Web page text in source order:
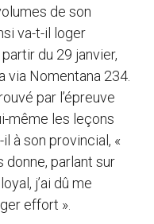
de son
va-t-il loger
du 29 janvier,
via Nomentana 234.
par l’épreuve
même les leçons
à son provincial, «
donne, parlant sur
j’ai dû me
effort ».